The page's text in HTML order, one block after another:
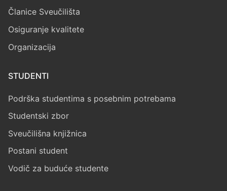
Članice Sveučilišta
Osiguranje kvalitete
Organizacija
STUDENTI
Podrška studentima s posebnim potrebama
Studentski zbor
Sveučilišna knjižnica
Postani student
Vodič za buduće studente